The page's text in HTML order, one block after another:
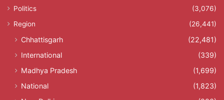
Politics
(3,076)
Region
(26,441)
Chhattisgarh
(22,481)
International
(339)
Madhya Pradesh
(1,699)
National
(1,823)